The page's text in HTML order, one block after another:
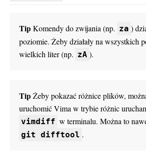
TipKomendy do zwijania (np. za )
poziomie. Żeby działały na wszystkich
wielkich liter (np. zA ).
TipŻeby pokazać różnice plików,
uruchomić Vima w trybie różnic
vimdiff w terminalu. Można to
git difftool .